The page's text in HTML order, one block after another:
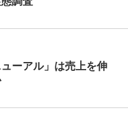
ーアル」は売上を伸